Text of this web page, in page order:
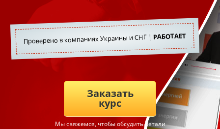
Проверено в компаниях Украины и СНГ |РАБОТАЕТ
Заказать
курс
Мы свяжемся, чтобы обсудить детали